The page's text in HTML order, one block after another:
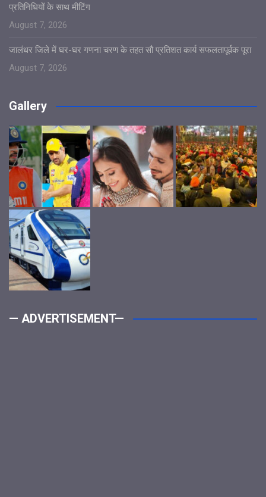
प्रतिनिधियों के साथ मीटिंग
August 7, 2026
जालंधर जिले में घर-घर गणना चरण के तहत सौ प्रतिशत कार्य सफलतापूर्वक पूरा
August 7, 2026
Gallery
— ADVERTISEMENT—